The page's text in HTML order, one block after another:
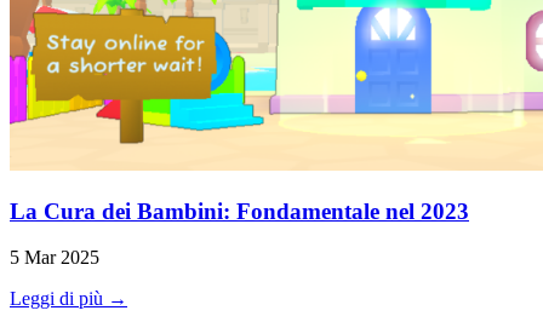
La Cura dei Bambini: Fondamentale nel 2023
5 Mar 2025
Leggi di più →